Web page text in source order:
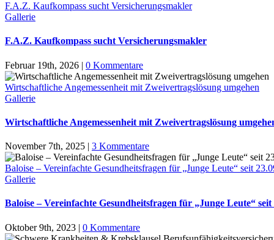
F.A.Z. Kaufkompass sucht Versicherungsmakler
Gallerie
F.A.Z. Kaufkompass sucht Versicherungsmakler
Februar 19th, 2026 | 0 Kommentare
Wirtschaftliche Angemessenheit mit Zweivertragslösung umgehen
Gallerie
Wirtschaftliche Angemessenheit mit Zweivertragslösung
November 7th, 2025 | 3 Kommentare
Baloise – Vereinfachte Gesundheitsfragen für „Junge Leute“ seit
Gallerie
Baloise – Vereinfachte Gesundheitsfragen für „Junge Leute“ seit
Oktober 9th, 2023 | 0 Kommentare